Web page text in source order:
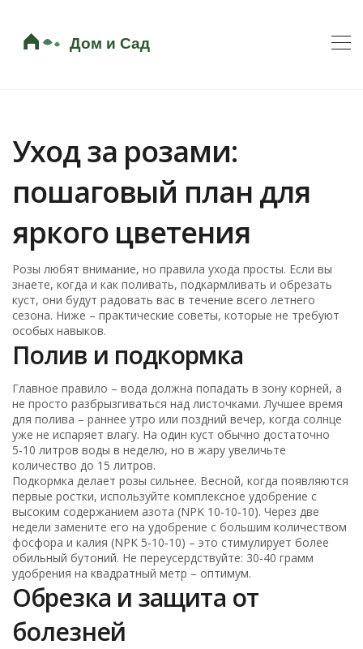
Уход за розами:
пошаговый план для
яркого цветения
Розы любят внимание, но правила ухода просты. Если вы
знаете, когда и как поливать, подкармливать и обрезать
куст, они будут радовать вас в течение всего летнего
сезона. Ниже – практические советы, которые не требуют
особых навыков.
Полив и подкормка
Главное правило – вода должна попадать в зону корней, а
не просто разбрызгиваться над листочками. Лучшее время
для полива – раннее утро или поздний вечер, когда солнце
уже не испаряет влагу. На один куст обычно достаточно
5‑10 литров воды в неделю, но в жару увеличьте
количество до 15 литров.
Подкормка делает розы сильнее. Весной, когда появляются
первые ростки, используйте комплексное удобрение с
высоким содержанием азота (NPK 10‑10‑10). Через две
недели замените его на удобрение с большим количеством
фосфора и калия (NPK 5‑10‑10) – это стимулирует более
обильный бутоний. Не переусердствуйте: 30‑40 грамм
удобрения на квадратный метр – оптимум.
Обрезка и защита от
болезней